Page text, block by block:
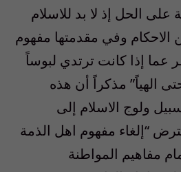
الحل إذ لا بد للاسلام
وفي مقدمتها مفهوم
عما إذا كانت ترتدي لبوساً
حتى الهياً” مذكراً أن هذه
ولوج الاسلام إلى
“إلغاء مفهوم اهل الذمة
مفاهيم المواطنة